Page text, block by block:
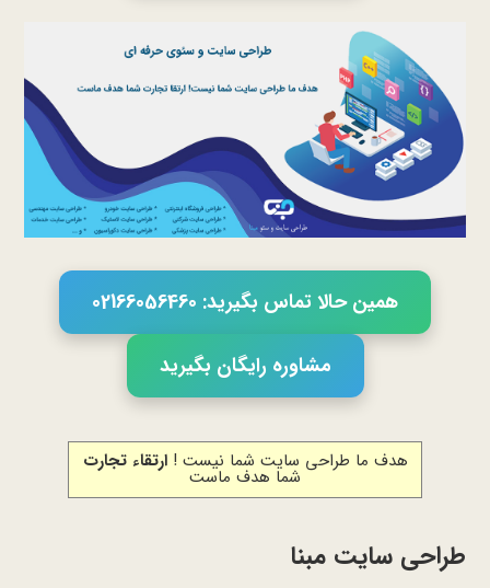
همین حالا تماس بگیرید: 02166056460
مشاوره رایگان بگیرید
هدف ما طراحی سایت شما نیست !ارتقاء تجارت
شما هدف ماست
طراحی سایت مبنا